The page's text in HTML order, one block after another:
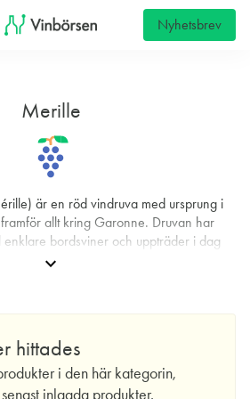
Nyhetsbrev
Merille
är en röd vindruva med ursprung i
allt kring Garonne. Druvan har
enklare bordsviner och uppträder i dag
i blandningar snarare än som
härstamma från Tarn-et-Garonne. Efter
den flitigt från Dordogne
jämn avkastning, men tappade mark
expand_more
hittades
i den här kategorin,
inlagda produkter.